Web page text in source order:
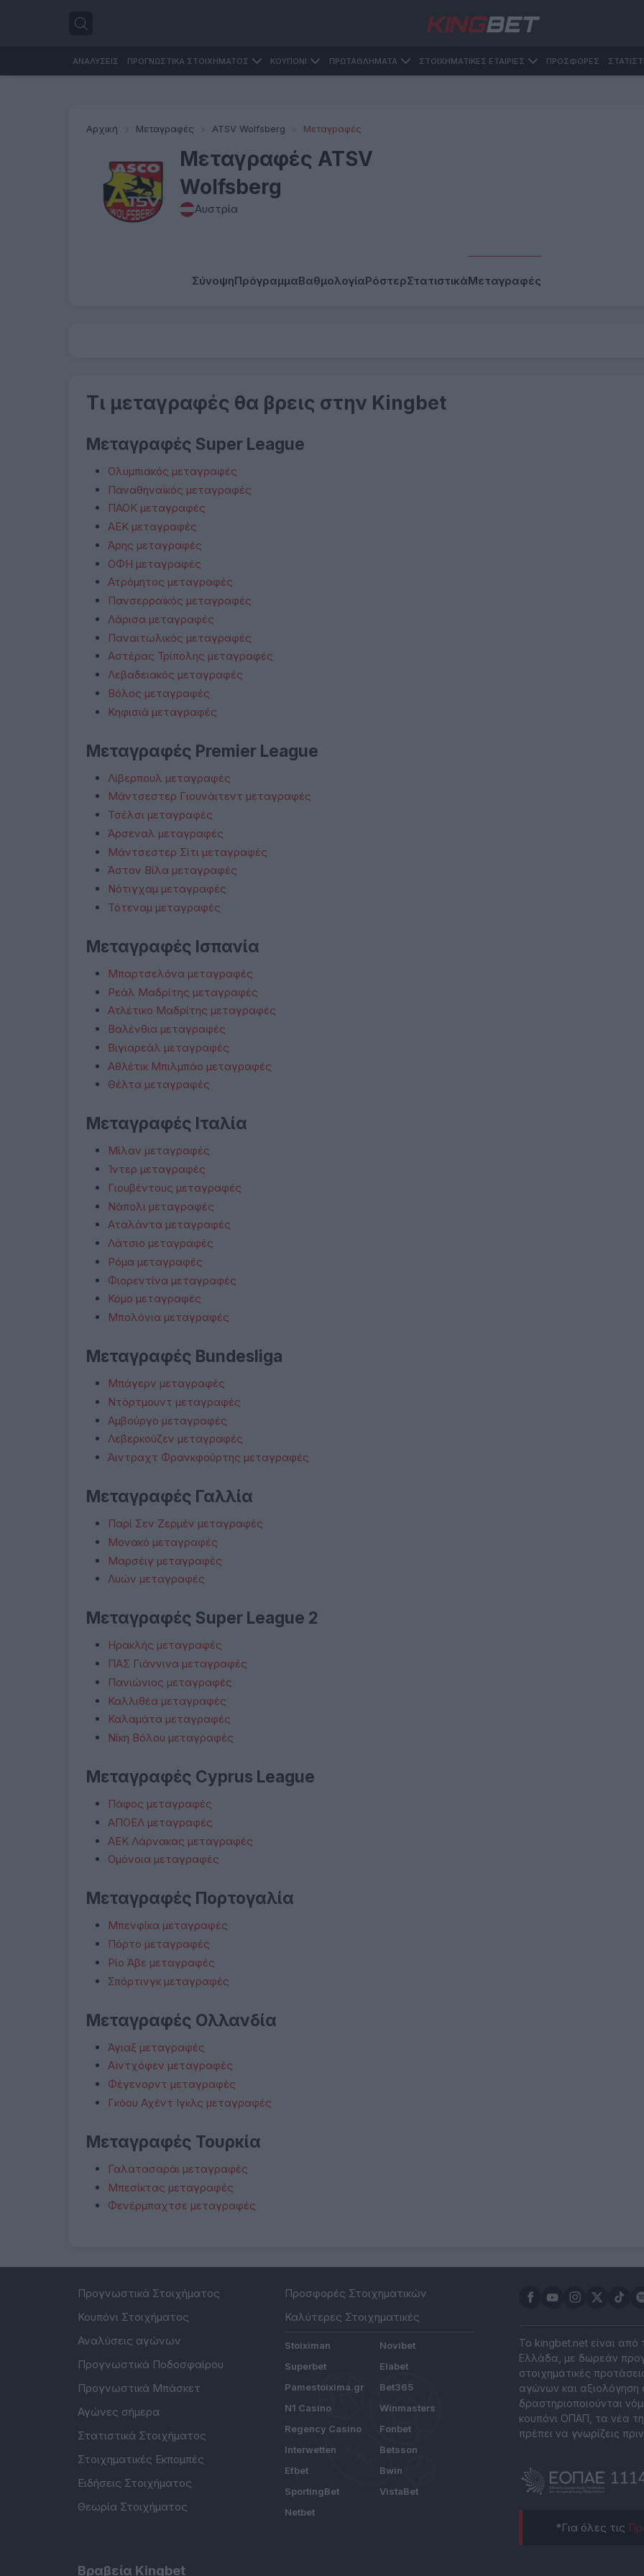
ΑΝΑΛΥΣΕΙΣ ΠΡΟΓΝΩΣΤΙΚΑ ΣΤΟΙΧΗΜΑΤΟΣ ΚΟΥΠΟΝΙ ΠΡΩΤΑΘΛΗΜΑΤΑ ΣΤΟΙΧΗΜΑΤΙΚΕΣ ΕΤΑΙΡΙΕΣ ΠΡΟΣΦΟΡΕΣ
Αρχική Μεταγραφές ATSV Wolfsberg Μεταγραφές
Μεταγραφές ATSV
Wolfsberg
Αυστρία
ΣύνοψηΠρόγραμμαΒαθμολογίαΡόστερΣτατιστικάΜεταγραφές
Τι μεταγραφές θα βρεις στην Kingbet
Μεταγραφές Super League
Ολυμπιακός μεταγραφές
Παναθηναϊκός μεταγραφές
ΠΑΟΚ μεταγραφές
ΑΕΚ μεταγραφές
Άρης μεταγραφές
ΟΦΗ μεταγραφές
Ατρόμητος μεταγραφές
Πανσερραϊκός μεταγραφές
Λάρισα μεταγραφές
Παναιτωλικός μεταγραφές
Αστέρας Τρίπολης μεταγραφές
Λεβαδειακός μεταγραφές
Βόλος μεταγραφές
Κηφισιά μεταγραφές
Μεταγραφές Premier League
Λίβερπουλ μεταγραφές
Μάντσεστερ Γιουνάιτεντ μεταγραφές
Τσέλσι μεταγραφές
Άρσεναλ μεταγραφές
Μάντσεστερ Σίτι μεταγραφές
Άστον Βίλα μεταγραφές
Νότιγχαμ μεταγραφές
Τότεναμ μεταγραφές
Μεταγραφές Ισπανία
Μπαρτσελόνα μεταγραφές
Ρεάλ Μαδρίτης μεταγραφές
Ατλέτικο Μαδρίτης μεταγραφές
Βαλένθια μεταγραφές
Βιγιαρεάλ μεταγραφές
Αθλέτικ Μπιλμπάο μεταγραφές
Θέλτα μεταγραφές
Μεταγραφές Ιταλία
Μίλαν μεταγραφές
Ίντερ μεταγραφές
Γιουβέντους μεταγραφές
Νάπολι μεταγραφές
Αταλάντα μεταγραφές
Λάτσιο μεταγραφές
Ρόμα μεταγραφές
Φιορεντίνα μεταγραφές
Κόμο μεταγραφές
Μπολόνια μεταγραφές
Μεταγραφές Bundesliga
Μπάγερν μεταγραφές
Ντόρτμουντ μεταγραφές
Αμβούργο μεταγραφές
Λεβερκούζεν μεταγραφές
Άιντραχτ Φρανκφούρτης μεταγραφές
Μεταγραφές Γαλλία
Παρί Σεν Ζερμέν μεταγραφές
Μονακό μεταγραφές
Μαρσέιγ μεταγραφές
Λυών μεταγραφές
Μεταγραφές Super League 2
Ηρακλής μεταγραφές
ΠΑΣ Γιάννινα μεταγραφές
Πανιώνιος μεταγραφές
Καλλιθέα μεταγραφές
Καλαμάτα μεταγραφές
Νίκη Βόλου μεταγραφές
Μεταγραφές Cyprus League
Πάφος μεταγραφές
ΑΠΟΕΛ μεταγραφές
ΑΕΚ Λάρνακας μεταγραφές
Ομόνοια μεταγραφές
Μεταγραφές Πορτογαλία
Μπενφίκα μεταγραφές
Πόρτο μεταγραφές
Ρίο Άβε μεταγραφές
Σπόρτινγκ μεταγραφές
Μεταγραφές Ολλανδία
Άγιαξ μεταγραφές
Αϊντχόφεν μεταγραφές
Φέγενορντ μεταγραφές
Γκόου Αχέντ Ιγκλς μεταγραφές
Μεταγραφές Τουρκία
Γαλατασαράι μεταγραφές
Μπεσίκτας μεταγραφές
Φενέρμπαχτσε μεταγραφές
Προγνωστικά Στοιχήματος
Κουπόνι Στοιχήματος
Αναλύσεις αγώνων
Προγνωστικά Ποδοσφαίρου
Προγνωστικά Μπάσκετ
Αγώνες σήμερα
Στατιστικά Στοιχήματος
Στοιχηματικές Εκπομπές
Ειδήσεις Στοιχήματος
Θεωρία Στοιχήματος
Προσφορές Στοιχηματικών
Καλύτερες Στοιχηματικές
Stoiximan
Novibet
Superbet
Elabet
Pamestoixima.gr
Bet365
N1 Casino
Winmasters
Regency Casino
Fonbet
Interwetten
Betsson
Efbet
Bwin
SportingBet
VistaBet
Netbet
Το kingbet.net είναι από
Ελλάδα, με δωρεάν
στοιχηματικές
αγώνων και αξιολόγηση
δραστηριοποιούνται
κουπόνι ΟΠΑΠ, τα νέα
πρέπει να γνωρίζεις
*Για όλες τις
Βραβεία Kingbet